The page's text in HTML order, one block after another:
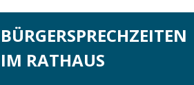
BÜRGERSPRECHZEITEN
IM RATHAUS